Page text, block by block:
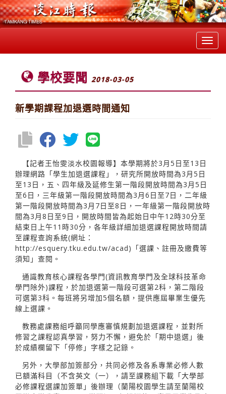
學校要聞 2018-03-05
新學期課程加退選時間通知
【記者王怡雯淡水校園報導】本學期將於3月5日至13日
辦理網路「學生加退選課程」，研究所開放時間為3月5日
至13日，五、四年級及延修生第一階段開放時間為3月5日
至6日，三年級第一階段開放時間為3月6日至7日，二年級
第一階段開放時間為3月7日至8日，一年級第一階段開放時
間為3月8日至9日，開放時間皆為起始日中午12時30分至
結束日上午11時30分，各年級詳細加退選課程開放時間請
至課程查詢系統(網址：
http://esquery.tku.edu.tw/acad)「選課、註冊及繳費等
須知」查閱。
通識教育核心課程各學門(資訊教育學門及全球科技革命
學門除外)課程，於加退選第一階段可選第2科，第二階段
可選第3科。每班將另增加5個名額，提供應屆畢業生優先
線上選課。
教務處課務組呼籲同學應審慎規劃加退選課程，並對所
修習之課程認真學習，努力不懈，避免於「期中退選」後
於成績欄留下「停修」字樣之記錄。
另外，大學部加簽部分，共同必修及各系專業必修人數
已額滿科目（不含英文（一），請至課務組下載「大學部
必修課程選課加簽單」後辦理（蘭陽校園學生請至蘭陽校